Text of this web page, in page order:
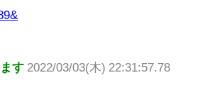
す 2022/03/03(木) 22:31:57.78